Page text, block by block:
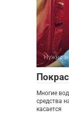
Нужно
Многие
средства
касается